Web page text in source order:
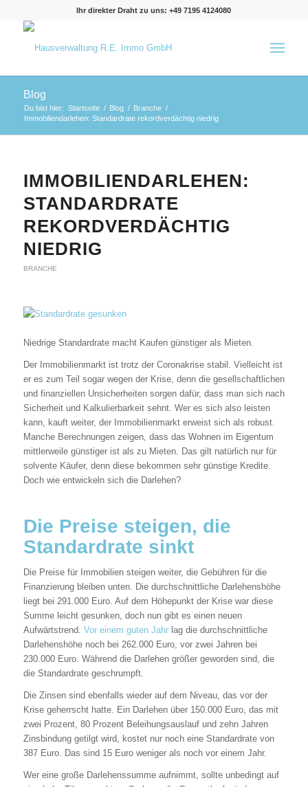
Ihr direkter Draht zu uns: +49 7195 4124080
Blog
Du bist hier: Startseite / Blog / Branche /
Immobiliendarlehen: Standardrate rekordverdächtig niedrig
IMMOBILIENDARLEHEN:
STANDARDRATE
REKORDVERDÄCHTIG
NIEDRIG
BRANCHE
Niedrige Standardrate macht Kaufen günstiger als Mieten.
Der Immobilienmarkt ist trotz der Coronakrise stabil. Vielleicht ist
er es zum Teil sogar wegen der Krise, denn die gesellschaftlichen
und finanziellen Unsicherheiten sorgen dafür, dass man sich nach
Sicherheit und Kalkulierbarkeit sehnt. Wer es sich also leisten
kann, kauft weiter, der Immobilienmarkt erweist sich als robust.
Manche Berechnungen zeigen, dass das Wohnen im Eigentum
mittlerweile günstiger ist als zu Mieten. Das gilt natürlich nur für
solvente Käufer, denn diese bekommen sehr günstige Kredite.
Doch wie entwickeln sich die Darlehen?
Die Preise steigen, die
Standardrate sinkt
Die Preise für Immobilien steigen weiter, die Gebühren für die
Finanzierung bleiben unten. Die durchschnittliche Darlehenshöhe
liegt bei 291.000 Euro. Auf dem Höhepunkt der Krise war diese
Summe leicht gesunken, doch nun gibt es einen neuen
Aufwärtstrend. Vor einem guten Jahrlag die durchschnittliche
Darlehenshöhe noch bei 262.000 Euro, vor zwei Jahren bei
230.000 Euro. Während die Darlehen größer geworden sind, die
die Standardrate geschrumpft.
Die Zinsen sind ebenfalls wieder auf dem Niveau, das vor der
Krise geherrscht hatte. Ein Darlehen über 150.000 Euro, das mit
zwei Prozent, 80 Prozent Beleihungsauslauf und zehn Jahren
Zinsbindung getilgt wird, kostet nur noch eine Standardrate von
387 Euro. Das sind 15 Euro weniger als noch vor einem Jahr.
Wer eine große Darlehenssumme aufnimmt, sollte unbedingt auf